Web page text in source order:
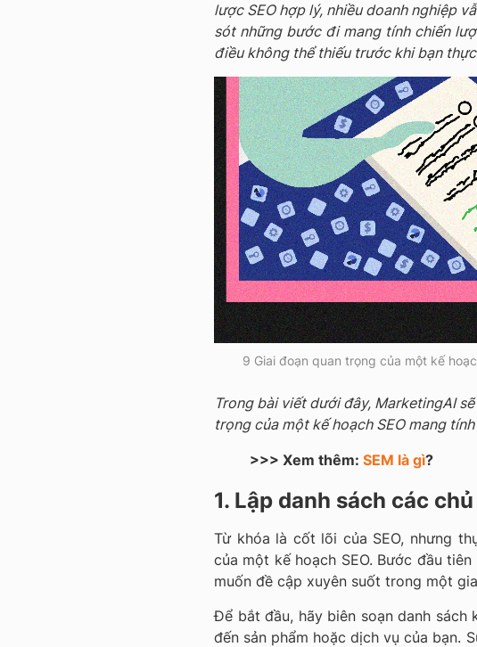
lược SEO hợp lý, nhiều doanh nghiệp
sót những bước đi mang tính chiến
điều không thể thiếu trước khi bạn
9 Giai đoạn quan trọng của một kế
Trong bài viết dưới đây, MarketingAI
trọng của một kế hoạch SEO mang
>>> Xem thêm: SEM là gì?
1. Lập danh sách các
Từ khóa là cốt lõi của SEO, nhưng
của một kế hoạch SEO. Bước đầu
muốn đề cập xuyên suốt trong một
Để bắt đầu, hãy biên soạn danh sách
đến sản phẩm hoặc dịch vụ của bạn.